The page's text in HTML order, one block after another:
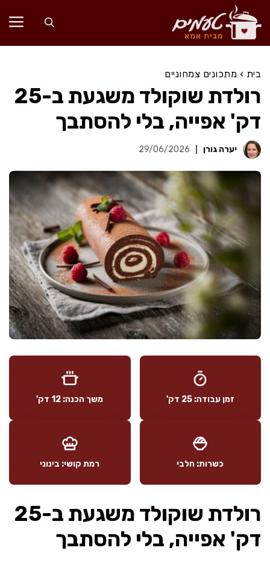
לדלג
לתוכן
בית › מתכונים צמחוניים
רולדת שוקולד משגעת ב-25
דק' אפייה, בלי להסתבך
יערה גורן 29/06/2026
זמן עבודה: 25 דק' משך הכנה: 12 דק'
כשרות: חלבי רמת קושי: בינוני
רולדת שוקולד משגעת ב-25
דק' אפייה, בלי להסתבך